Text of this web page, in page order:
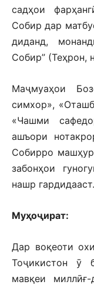
садҳои
Собир дар
диданд,
Собир” (Теҳрон,
Маҷмуаҳои
симхор»,
«Чашми
ашъори
Собирро
забонҳои
нашр гардидааст.
Муҳоҷират:
Дар воқеоти
Тоҷикистон ӯ
мавқеи